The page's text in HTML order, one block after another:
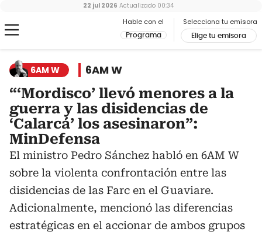
Hable con el
Programa
Selecciona tu emisora
Elige tu emisora
22 jul 2026 Actualizado 00:34
6AM W 6AM W
“‘Mordisco’ llevó menores a la
guerra y las disidencias de
‘Calarcá’ los asesinaron”:
MinDefensa
El ministro Pedro Sánchez habló en 6AM W
sobre la violenta confrontación entre las
disidencias de las Farc en el Guaviare.
Adicionalmente, mencionó las diferencias
estratégicas en el accionar de ambos grupos